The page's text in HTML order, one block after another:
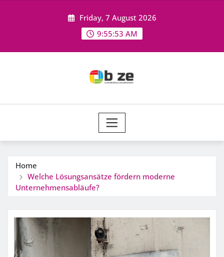
Friday, 7 August 2026
9:55:54 AM
Home
Welche Lösungsansätze fördern moderne
Unternehmensabläufe?